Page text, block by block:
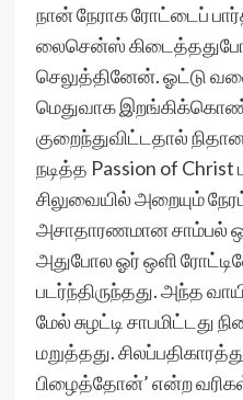
நான் நேராக ரோட்டைப்
லைசென்ஸ்
செலுத்தினேன். ஓட்டு
மெதுவாக
குறைந்துவிட்டதால்
நடித்த Passion of
சிலுவையில் அறையும்
அசாதாரணமான சாம்பல்
அதுபோல ஓர் ஒளி
படர்ந்திருந்தது. அந்த
மேல் சுழட்டி சாபமிட்டது
மறுத்தது.
பிழைத்தோன்’ என்ற வரிகள்